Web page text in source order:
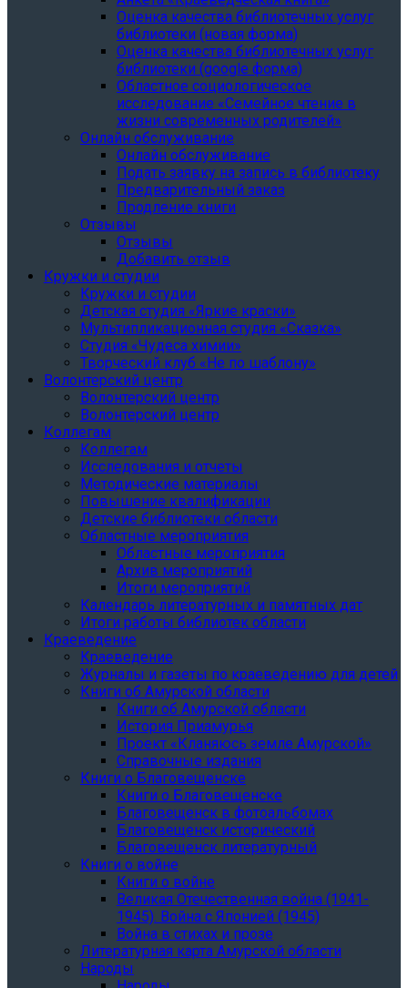
Oценка качества библиотечных услуг
библиотеки (новая форма)
Oценка качества библиотечных услуг
библиотеки (google форма)
Областное социологическое
исследование «Семейное чтение в
жизни современных родителей»
Онлайн обслуживание
Онлайн обслуживание
Подать заявку на запись в библиотеку
Предварительный заказ
Продление книги
Отзывы
Отзывы
Добавить отзыв
Кружки и студии
Кружки и студии
Детская студия «Яркие краски»
Мультипликационная студия «Сказка»
Студия «Чудеса химии»
Творческий клуб «Не по шаблону»
Волонтерский центр
Волонтерский центр
Волонтерский центр
Коллегам
Коллегам
Исследования и отчеты
Методические материалы
Повышение квалификации
Детские библиотеки области
Областные мероприятия
Областные мероприятия
Архив мероприятий
Итоги мероприятий
Календарь литературных и памятных дат
Итоги работы библиотек области
Краеведение
Краеведение
Журналы и газеты по краеведению для детей
Книги об Амурской области
Книги об Амурской области
История Приамурья
Проект «Кланяюсь земле Амурской»
Справочные издания
Книги о Благовещенске
Книги о Благовещенске
Благовещенск в фотоальбомах
Благовещенск исторический
Благовещенск литературный
Книги о войне
Книги о войне
Великая Отечественная война (1941-
1945). Война с Японией (1945)
Война в стихах и прозе
Литературная карта Амурской области
Народы